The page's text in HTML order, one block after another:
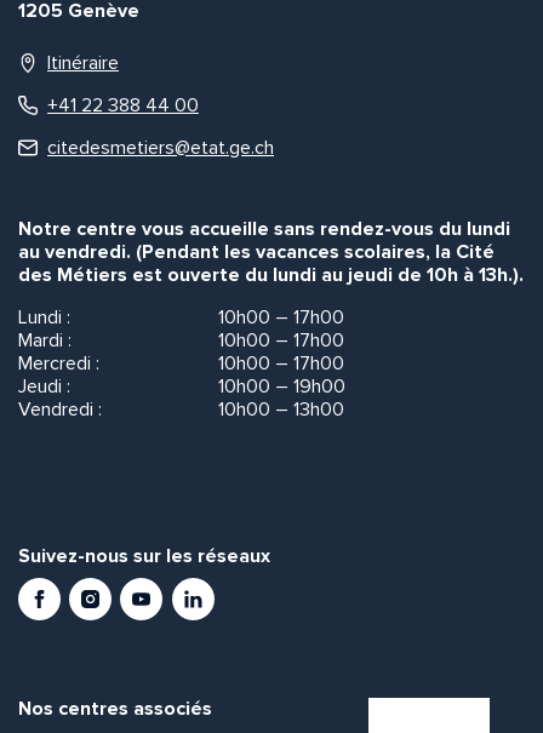
1205 Genève
Itinéraire
+41 22 388 44 00
citedesmetiers@etat.ge.ch
Notre centre vous accueille sans rendez-vous du lundi
au vendredi. (Pendant les vacances scolaires, la Cité
des Métiers est ouverte du lundi au jeudi de 10h à 13h.).
Lundi :
10h00 – 17h00
Mardi :
10h00 – 17h00
Mercredi :
10h00 – 17h00
Jeudi :
10h00 – 19h00
Vendredi :
10h00 – 13h00
Suivez-nous sur les réseaux
FacebookInstagramYoutubeLinkedIn
Nos centres associés